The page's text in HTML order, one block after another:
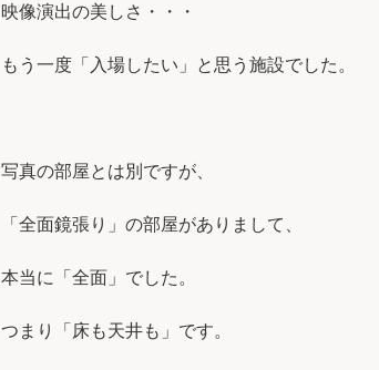
映像演出の美しさ・・・
もう一度「入場したい」と思う施設でした。
写真の部屋とは別ですが、
「全面鏡張り」の部屋がありまして、
本当に「全面」でした。
つまり「床も天井も」です。